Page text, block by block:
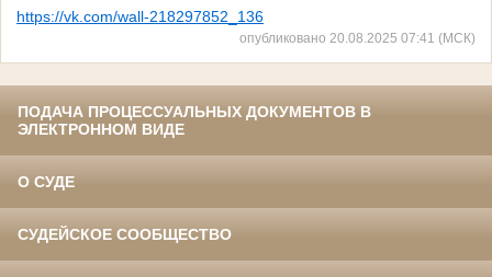
https://vk.com/wall-218297852_136
опубликовано 20.08.2025 07:41 (МСК)
ПОДАЧА ПРОЦЕССУАЛЬНЫХ ДОКУМЕНТОВ В
ЭЛЕКТРОННОМ ВИДЕ
О СУДЕ
СУДЕЙСКОЕ СООБЩЕСТВО